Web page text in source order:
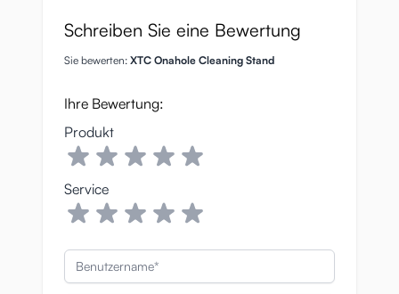
Schreiben Sie eine Bewertung
Sie bewerten: XTC Onahole Cleaning Stand
Ihre Bewertung:
Produkt
Service
Benutzername